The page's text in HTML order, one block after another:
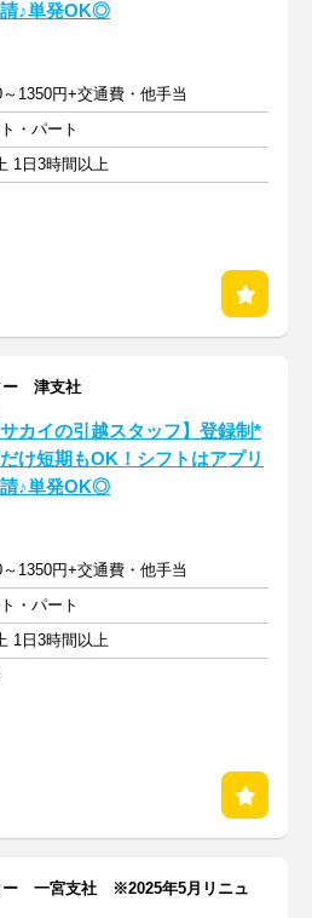
♪単発OK◎
1350円+交通費・他手当
・パート
1日3時間以上
ー 津支社
サカイの引越スタッフ】登録制*
け短期もOK！シフトはアプリ
♪単発OK◎
1350円+交通費・他手当
・パート
1日3時間以上
ー 一宮支社 ※2025年5月リニュ